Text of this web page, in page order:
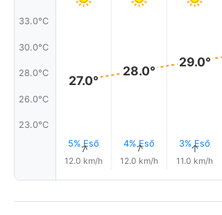
33.0°C
30.0°C
28.0°C
26.0°C
23.0°C
27.0°
5% Eső
↑
12.0 km/h
28.0°
4% Eső
↑
12.0 km/h
29.0°
3% Eső
↑
11.0 km/h